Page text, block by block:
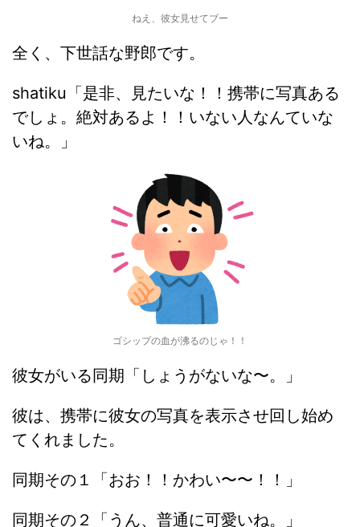
ねえ、彼女見せてブー
全く、下世話な野郎です。
shatiku「是非、見たいな！！携帯に写真ある
でしょ。絶対あるよ！！いない人なんていな
いね。」
ゴシップの血が沸るのじゃ！！
彼女がいる同期「しょうがないな〜。」
彼は、携帯に彼女の写真を表示させ回し始め
てくれました。
同期その１「おお！！かわい〜〜！！」
同期その２「うん、普通に可愛いね。」